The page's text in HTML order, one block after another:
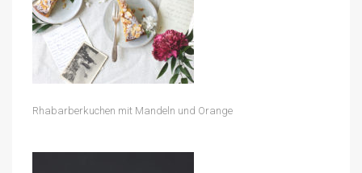
Rhabarberkuchen mit Mandeln und Orange